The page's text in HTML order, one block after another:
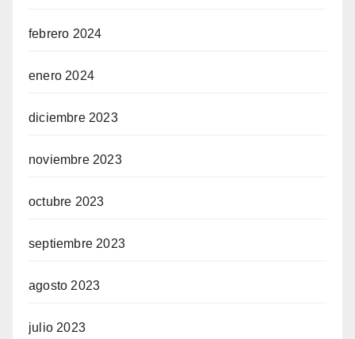
febrero 2024
enero 2024
diciembre 2023
noviembre 2023
octubre 2023
septiembre 2023
agosto 2023
julio 2023